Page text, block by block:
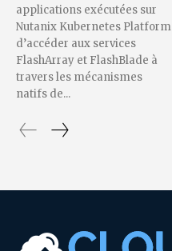
applications exécutées sur
Nutanix Kubernetes Platform
d’accéder aux services
FlashArray et FlashBlade à
travers les mécanismes
natifs de...